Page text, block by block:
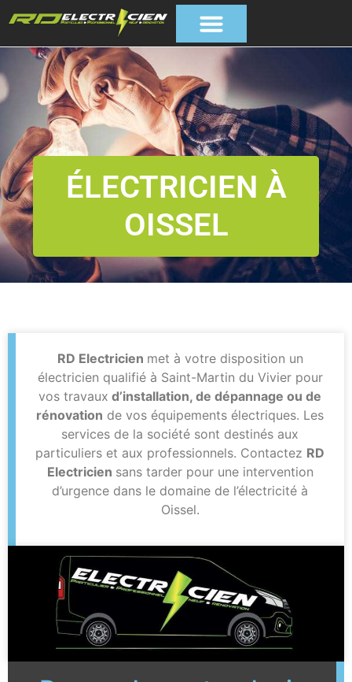
ÉLECTRICIEN À
OISSEL
RD Electricien met à votre disposition un
électricien qualifié à Saint-Martin du Vivier pour
vos travaux d’installation, de dépannage ou de
rénovation de vos équipements électriques. Les
services de la société sont destinés aux
particuliers et aux professionnels. Contactez RD
Electricien sans tarder pour une intervention
d’urgence dans le domaine de l’électricité à
Oissel.